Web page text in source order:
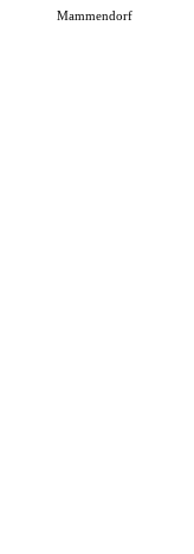
Mammendorf